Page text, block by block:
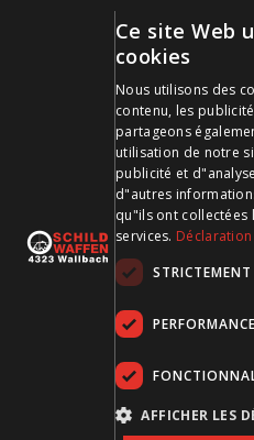
Mode de
Visitez-nous sur les
Ce site Web
cookies
Nous utilisons des
contenu, les
partageons
utilisation de notre
publicité et
d"autres
qu"ils ont
services.
STRICTEMENT
PERFORMANCE
AFFICHER LES